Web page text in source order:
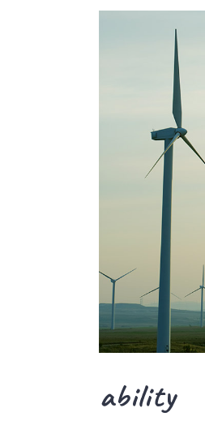
ability